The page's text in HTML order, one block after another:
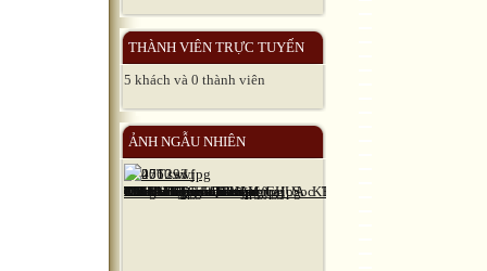
THÀNH VIÊN TRỰC TUYẾN
5 khách và 0 thành viên
ẢNH NGẪU NHIÊN